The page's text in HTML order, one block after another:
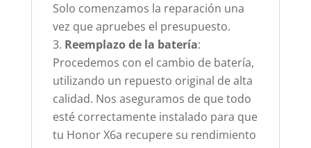
Solo comenzamos la reparación una
vez que apruebes el presupuesto.
Reemplazo de la batería:
Procedemos con el cambio de batería,
utilizando un repuesto original de alta
calidad. Nos aseguramos de que todo
esté correctamente instalado para que
tu Honor X6a recupere su rendimiento